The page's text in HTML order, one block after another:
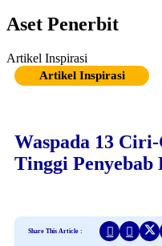
Aset Penerbit
Artikel Inspirasi
Artikel Inspirasi
Waspada 13
Tinggi
Share This Article :